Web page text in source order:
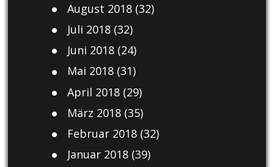
August 2018(32)
Juli 2018(32)
Juni 2018(24)
Mai 2018(31)
April 2018(29)
März 2018(35)
Februar 2018(32)
Januar 2018(39)